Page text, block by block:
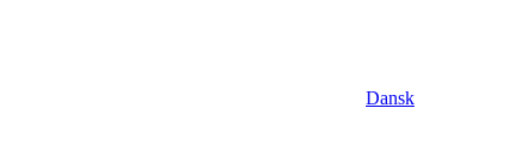
Dansk